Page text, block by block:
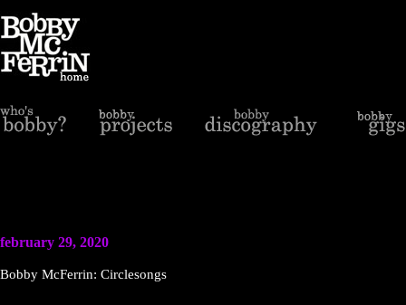
february 29, 2020
Bobby McFerrin: Circlesongs